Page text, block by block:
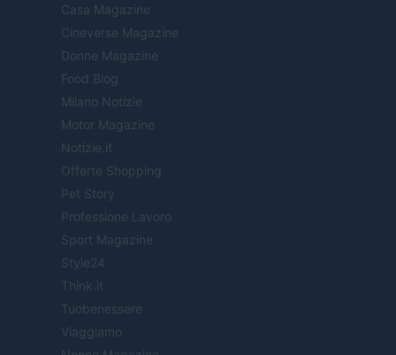
Casa Magazine
Cineverse Magazine
Donne Magazine
Food Blog
Milano Notizie
Motor Magazine
Notizie.it
Offerte Shopping
Pet Story
Professione Lavoro
Sport Magazine
Style24
Think.it
Tuobenessere
Viaggiamo